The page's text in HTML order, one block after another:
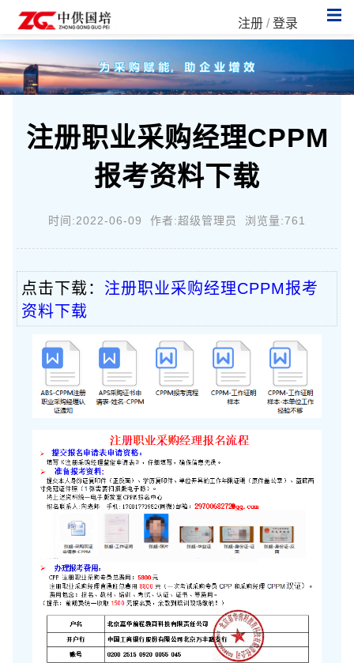
注册 /登录
注册职业采购经理CPPM
报考资料下载
时间:2022-06-09 作者:超级管理员 浏览量:761
点击下载： 注册职业采购经理CPPM报考
资料下载